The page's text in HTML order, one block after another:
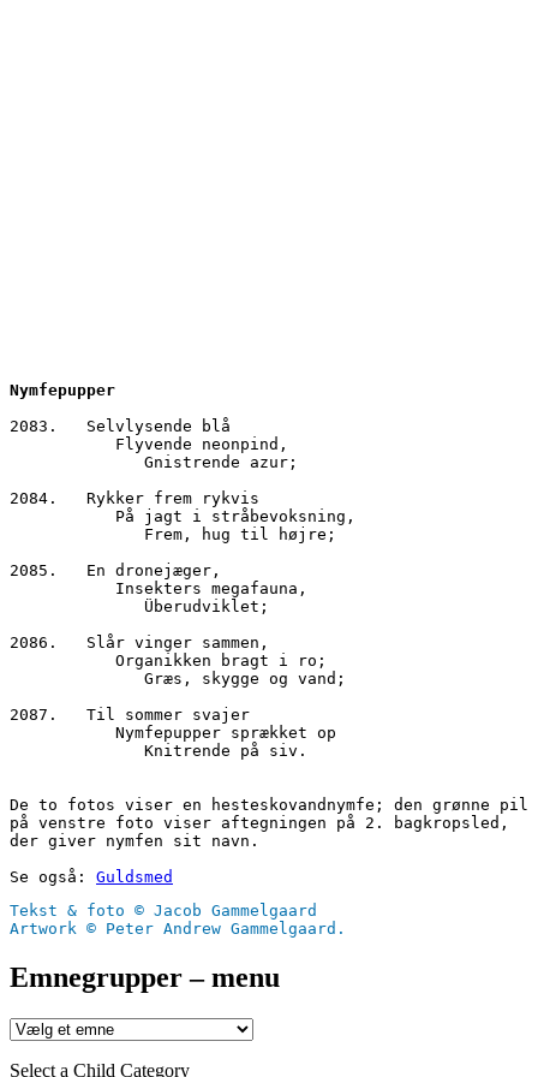
Nymfepupper
2083.	Selvlysende blå
           Flyvende neonpind,
              Gnistrende azur;
2084.	Rykker frem rykvis
           På jagt i stråbevoksning,
              Frem, hug til højre;
2085.	En dronejæger,
           Insekters megafauna,
              Überudviklet;
2086.	Slår vinger sammen,
           Organikken bragt i ro;
              Græs, skygge og vand;
2087.	Til sommer svajer
           Nymfepupper sprækket op
              Knitrende på siv.
De to fotos viser en hesteskovandnymfe; den grønne pil
på venstre foto viser aftegningen på 2. bagkropsled,
der giver nymfen sit navn.
Se også: Guldsmed
Tekst & foto © Jacob Gammelgaard
Artwork © Peter Andrew Gammelgaard.
Emnegrupper – menu
Select a Child Category